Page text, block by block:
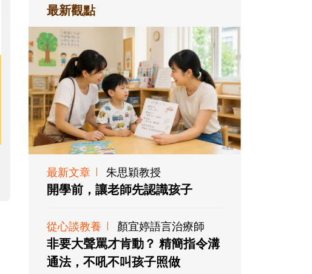
最新觀點
最新文章 朱思穎教授
開學前，讓老師先認識孩子
從心談教養 顏宜婷語言治療師
非要大聲罵才肯動？ 精簡指令溝
通法，不吼不叫孩子照做